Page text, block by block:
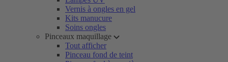
Vernis à ongles en gel
Kits manucure
Soins ongles
Pinceaux maquillage
Tout afficher
Pinceau fond de teint